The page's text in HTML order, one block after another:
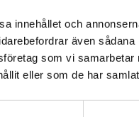
innehållet och
även
som vi
eller som de har
att du besöker
Sverige. Vi erbjuder inte
kunna slutföra ett köp
vara i Sverige.Läs mer